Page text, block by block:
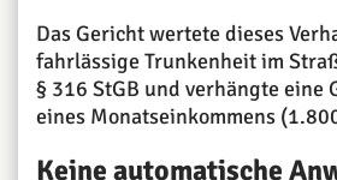
Das Gericht wertete dieses
fahrlässige Trunkenheit im
§ 316 StGB und verhängte eine
eines Monatseinkommens
Keine automatische